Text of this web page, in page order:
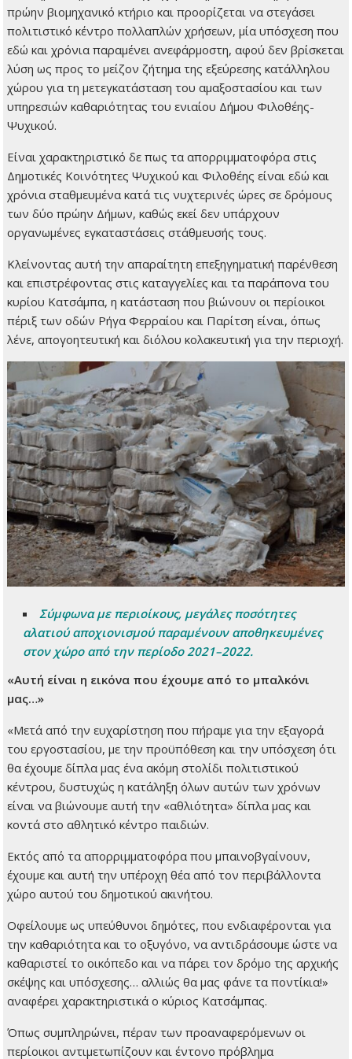
πρώην βιομηχανικό κτήριο και προορίζεται να στεγάσει
πολιτιστικό κέντρο πολλαπλών χρήσεων, μία υπόσχεση που
εδώ και χρόνια παραμένει ανεφάρμοστη, αφού δεν βρίσκεται
λύση ως προς το μείζον ζήτημα της εξεύρεσης κατάλληλου
χώρου για τη μετεγκατάσταση του αμαξοστασίου και των
υπηρεσιών καθαριότητας του ενιαίου Δήμου Φιλοθέης-
Ψυχικού.
Είναι χαρακτηριστικό δε πως τα απορριμματοφόρα στις
Δημοτικές Κοινότητες Ψυχικού και Φιλοθέης είναι εδώ και
χρόνια σταθμευμένα κατά τις νυχτερινές ώρες σε δρόμους
των δύο πρώην Δήμων, καθώς εκεί δεν υπάρχουν
οργανωμένες εγκαταστάσεις στάθμευσής τους.
Κλείνοντας αυτή την απαραίτητη επεξηγηματική παρένθεση
και επιστρέφοντας στις καταγγελίες και τα παράπονα του
κυρίου Κατσάμπα, η κατάσταση που βιώνουν οι περίοικοι
πέριξ των οδών Ρήγα Φερραίου και Παρίτση είναι, όπως
λένε, απογοητευτική και διόλου κολακευτική για την περιοχή.
Σύμφωνα με περιοίκους, μεγάλες ποσότητες
αλατιού αποχιονισμού παραμένουν αποθηκευμένες
στον χώρο από την περίοδο 2021–2022.
«Αυτή είναι η εικόνα που έχουμε από το μπαλκόνι
μας…»
«Μετά από την ευχαρίστηση που πήραμε για την εξαγορά
του εργοστασίου, με την προϋπόθεση και την υπόσχεση ότι
θα έχουμε δίπλα μας ένα ακόμη στολίδι πολιτιστικού
κέντρου, δυστυχώς η κατάληξη όλων αυτών των χρόνων
είναι να βιώνουμε αυτή την «αθλιότητα» δίπλα μας και
κοντά στο αθλητικό κέντρο παιδιών.
Εκτός από τα απορριμματοφόρα που μπαινοβγαίνουν,
έχουμε και αυτή την υπέροχη θέα από τον περιβάλλοντα
χώρο αυτού του δημοτικού ακινήτου.
Οφείλουμε ως υπεύθυνοι δημότες, που ενδιαφέρονται για
την καθαριότητα και το οξυγόνο, να αντιδράσουμε ώστε να
καθαριστεί το οικόπεδο και να πάρει τον δρόμο της αρχικής
σκέψης και υπόσχεσης… αλλιώς θα μας φάνε τα ποντίκια!»
αναφέρει χαρακτηριστικά ο κύριος Κατσάμπας.
Όπως συμπληρώνει, πέραν των προαναφερόμενων οι
περίοικοι αντιμετωπίζουν και έντονο πρόβλημα